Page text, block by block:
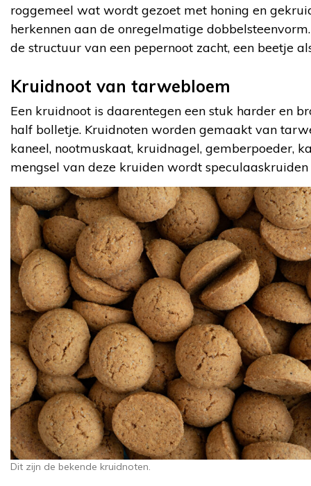
roggemeel wat wordt gezoet met honing en
herkennen aan de onregelmatige
de structuur van een pepernoot zacht, een beetje
Kruidnoot van tarwebloem
Een kruidnoot is daarentegen een stuk harder en
half bolletje. Kruidnoten worden gemaakt van
kaneel, nootmuskaat, kruidnagel, gemberpoeder,
mengsel van deze kruiden wordt speculaaskruiden
Dit zijn de bekende kruidnoten.